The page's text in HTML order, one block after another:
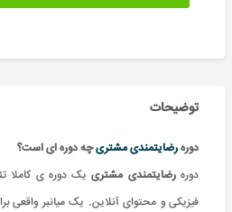
توضیحات
دورهرضایتمندی مشتریچه دوره ای است؟
دورهرضایتمندی مشترییک دوره ی کاملا
فیزیکی و محتوای آنلاین. یک میانبر واقعی